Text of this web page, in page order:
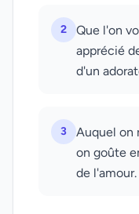
2
Que l'on
apprécié
d'un
3
Auquel on
on goûte
de l'amour.